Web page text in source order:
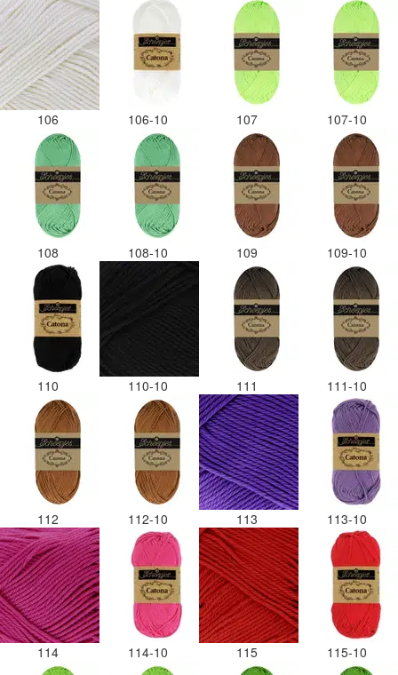
106 106-10 107 107-10
108 108-10 109 109-10
110 110-10 111 111-10
112 112-10 113 113-10
114 114-10 115 115-10